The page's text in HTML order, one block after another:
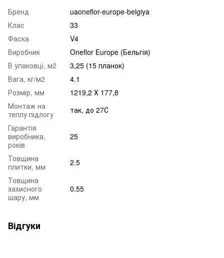
Бренд
uaoneflor-europe-belgiya
Клас
33
Фаска
V4
Виробник
Oneflor Europe (Бельгія)
В упаковці, м2
3,25 (15 планок)
Вага, кг/м2
4.1
Розмір, мм
1219,2 Х 177,8
Монтаж на
теплу підлогу
так, до 27С
Гарантія
виробника,
років
25
Товщина
плитки, мм
2.5
Товщина
захисного
шару, мм
0.55
Відгуки